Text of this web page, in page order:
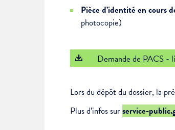
Pièce d’identité en cours
photocopie)
Demande de PACS -
Lors du dépôt du dossier, la
Plus d’infos surservice-